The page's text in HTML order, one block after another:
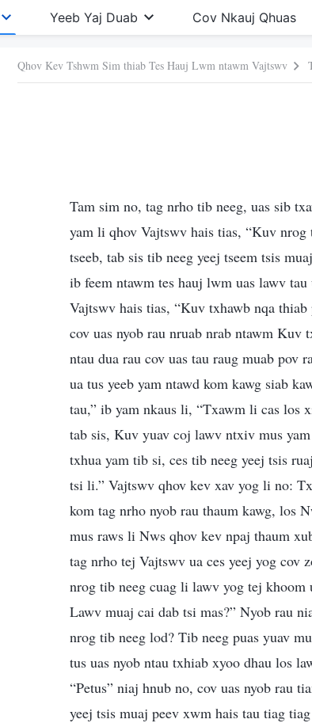
Yeeb Yaj Duab Cov Nkauj Qhuas
Qhov Kev Tshwm Sim thiab Tes Hauj Lwm ntawm Vajtswv
Tam sim no, tag nrho tib neeg, uas sib
yam li qhov Vajtswv hais tias, “Kuv nrog
tseeb, tab sis tib neeg yeej tseem tsis
ib feem ntawm tes hauj lwm uas lawv
Vajtswv hais tias, “Kuv txhawb nqa
cov uas nyob rau nruab nrab ntawm
ntau dua rau cov uas tau raug muab pov
ua tus yeeb yam ntawd kom kawg siab
tau,” ib yam nkaus li, “Txawm li cas los
tab sis, Kuv yuav coj lawv ntxiv mus
txhua yam tib si, ces tib neeg yeej tsis
tsi li.” Vajtswv qhov kev xav yog li no:
kom tag nrho nyob rau thaum kawg, los
mus raws li Nws qhov kev npaj thaum
tag nrho tej Vajtswv ua ces yeej yog cov
nrog tib neeg cuag li lawv yog tej
Lawv muaj cai dab tsi mas?” Nyob rau
nrog tib neeg lod? Tib neeg puas yuav
tus uas nyob ntau txhiab xyoo dhau los
“Petus” niaj hnub no, cov uas nyob rau
yeej tsis muaj peev xwm hais tau tiag